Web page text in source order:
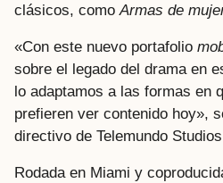
clásicos, como Armas de
«Con este nuevo portafolio
sobre el legado del drama en
lo adaptamos a las formas en
prefieren ver contenido hoy»,
directivo de Telemundo
Rodada en Miami y